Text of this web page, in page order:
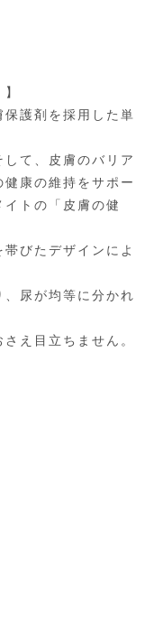
護剤を採用した単
て、皮膚のバリア
康の維持をサポー
トの「皮膚の健
びたデザインによ
尿が均等に分かれ
え目立ちません。